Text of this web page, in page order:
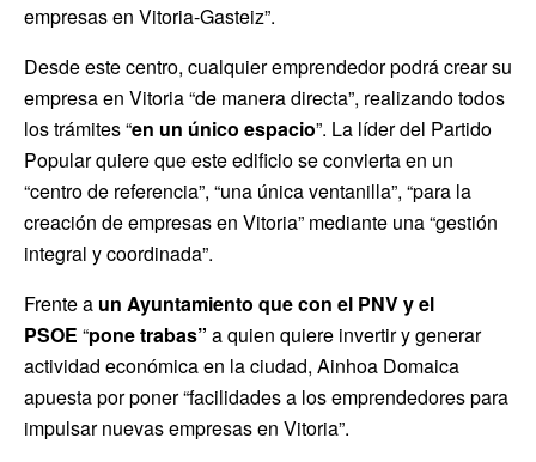
empresas en Vitoria-Gasteiz”.
Desde este centro, cualquier emprendedor podrá crear su
empresa en Vitoria “de manera directa”, realizando todos
los trámites “en un único espacio”. La líder del Partido
Popular quiere que este edificio se convierta en un
“centro de referencia”, “una única ventanilla”, “para la
creación de empresas en Vitoria” mediante una “gestión
integral y coordinada”.
Frente a un Ayuntamiento que con el PNV y el
PSOE “pone trabas” a quien quiere invertir y generar
actividad económica en la ciudad, Ainhoa Domaica
apuesta por poner “facilidades a los emprendedores para
impulsar nuevas empresas en Vitoria”.